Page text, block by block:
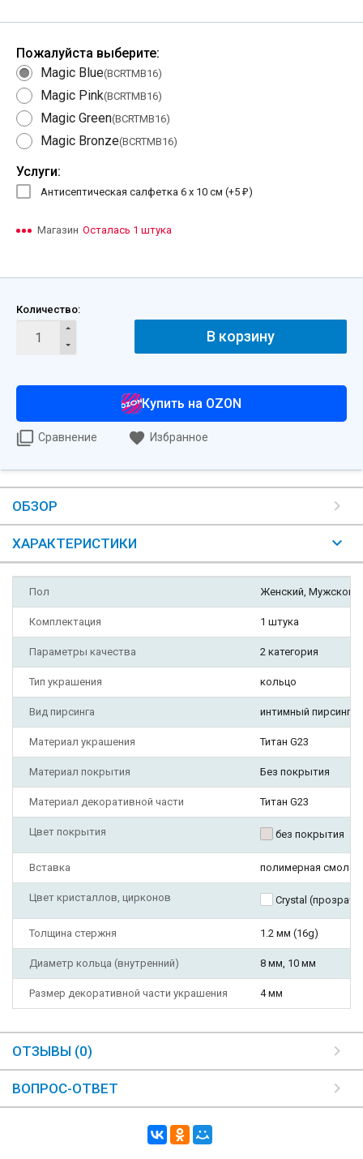
Пожалуйста выберите:
Magic Blue(BCRTMB16)
Magic Pink(BCRTMB16)
Magic Green(BCRTMB16)
Magic Bronze(BCRTMB16)
Услуги:
Антисептическая салфетка 6 х 10 см (+5 ₽)
Магазин Осталась 1 штука
Количество:
В корзину
Купить на OZON
Сравнение Избранное
ОБЗОР
ХАРАКТЕРИСТИКИ
Пол Женский, Мужской
Комплектация 1 штука
Параметры качества 2 категория
Тип украшения кольцо
Вид пирсинга интимный пирсинг,
Материал украшения Титан G23
Материал покрытия Без покрытия
Материал декоративной части Титан G23
Цвет покрытия без покрытия
Вставка полимерная смола
Цвет кристаллов, цирконов Crystal
Толщина стержня 1.2 мм (16g)
Диаметр кольца (внутренний) 8 мм, 10 мм
Размер декоративной части украшения 4 мм
ОТЗЫВЫ (0)
ВОПРОС-ОТВЕТ